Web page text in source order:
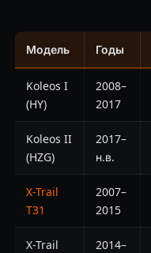
Модель Годы
Koleos I
(HY)
2008–
2017
Koleos II
(HZG)
2017–
н.в.
X-Trail
T31
2007–
2015
X-Trail
2014–